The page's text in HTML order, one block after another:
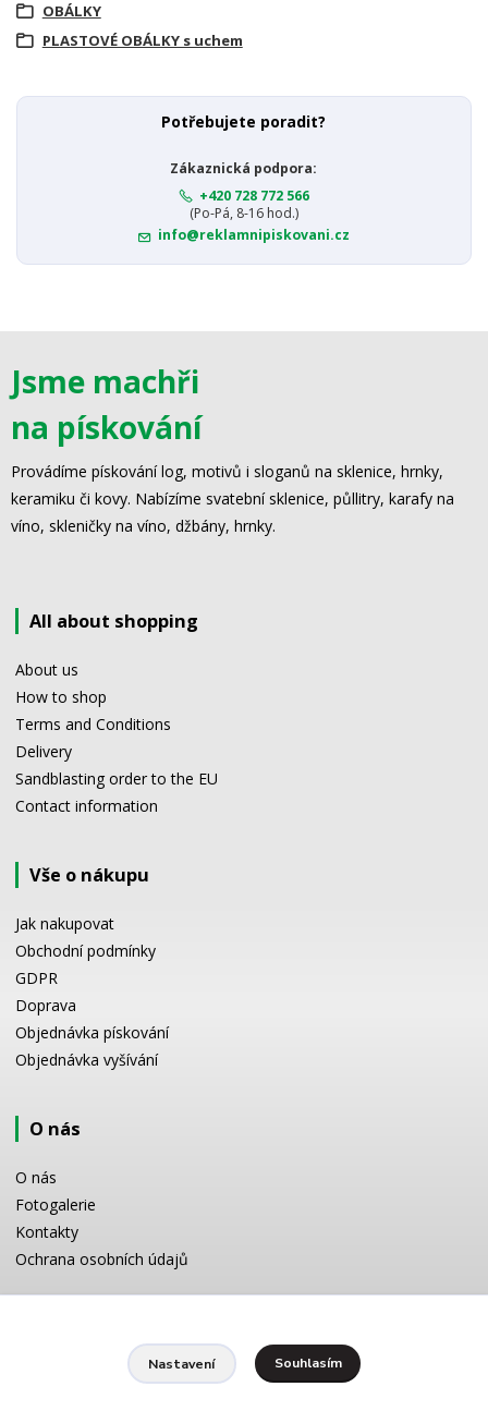
OBÁLKY
PLASTOVÉ OBÁLKY s uchem
Potřebujete poradit?
Zákaznická podpora:
+420 728 772 566
(Po-Pá, 8-16 hod.)
info@reklamnipiskovani.cz
Jsme machři
na pískování
Provádíme pískování log, motivů i sloganů na sklenice, hrnky,
keramiku či kovy. Nabízíme svatební sklenice, půllitry, karafy na
víno, skleničky na víno, džbány, hrnky.
All about shopping
About us
How to shop
Terms and Conditions
Delivery
Sandblasting order to the EU
Contact information
Vše o nákupu
Jak nakupovat
Obchodní podmínky
GDPR
Doprava
Objednávka pískování
Objednávka vyšívání
O nás
O nás
Fotogalerie
Kontakty
Ochrana osobních údajů
Potřebujete poradit s výběrem? Neváhejte se zeptat:
Nastavení Souhlasím